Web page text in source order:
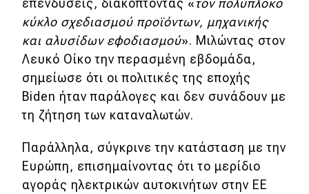
ΚΤΕΟ
Οδική βοήθεια
eDRIVE
DRIVE USED
επενδύσεις, διακόπτοντας «τον πολύπλοκο
κύκλο σχεδιασμού προϊόντων, μηχανικής
και αλυσίδων εφοδιασμού». Μιλώντας στον
Λευκό Οίκο την περασμένη εβδομάδα,
σημείωσε ότι οι πολιτικές της εποχής
Biden ήταν παράλογες και δεν συνάδουν με
τη ζήτηση των καταναλωτών.
Παράλληλα, σύγκρινε την κατάσταση με την
Ευρώπη, επισημαίνοντας ότι το μερίδιο
αγοράς ηλεκτρικών αυτοκινήτων στην ΕΕ